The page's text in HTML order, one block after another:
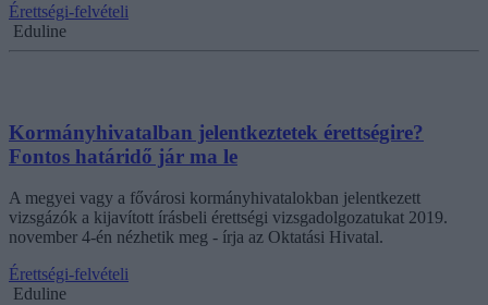
Érettségi-felvételi
Eduline
Kormányhivatalban jelentkeztetek érettségire?
Fontos határidő jár ma le
A megyei vagy a fővárosi kormányhivatalokban jelentkezett
vizsgázók a kijavított írásbeli érettségi vizsgadolgozatukat 2019.
november 4-én nézhetik meg - írja az Oktatási Hivatal.
Érettségi-felvételi
Eduline